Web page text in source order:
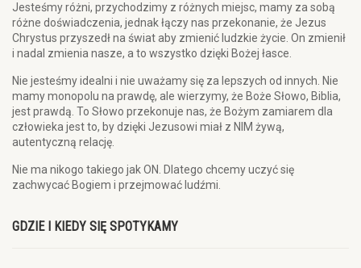
Jesteśmy różni, przychodzimy z różnych miejsc, mamy za sobą
różne doświadczenia, jednak łączy nas przekonanie, że Jezus
Chrystus przyszedł na świat aby zmienić ludzkie życie. On zmienił
i nadal zmienia nasze, a to wszystko dzięki Bożej łasce.
Nie jesteśmy idealni i nie uważamy się za lepszych od innych. Nie
mamy monopolu na prawdę, ale wierzymy, że Boże Słowo, Biblia,
jest prawdą. To Słowo przekonuje nas, że Bożym zamiarem dla
człowieka jest to, by dzięki Jezusowi miał z NIM żywą,
autentyczną relację.
Nie ma nikogo takiego jak ON. Dlatego chcemy uczyć się
zachwycać Bogiem i przejmować ludźmi.
GDZIE I KIEDY SIĘ SPOTYKAMY